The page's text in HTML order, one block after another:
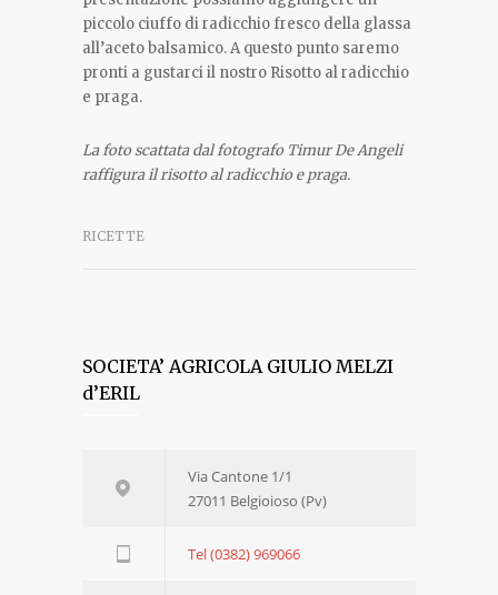
piccolo ciuffo di radicchio fresco della glassa
all’aceto balsamico. A questo punto saremo
pronti a gustarci il nostro Risotto al radicchio
e praga.
La foto scattata dal fotografo Timur De Angeli
raffigura il risotto al radicchio e praga.
RICETTE
SOCIETA’ AGRICOLA GIULIO MELZI
d’ERIL
Via Cantone 1/1
27011 Belgioioso (Pv)
Tel (0382) 969066